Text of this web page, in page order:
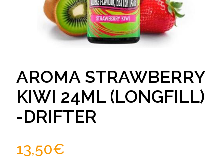
AROMA STRAWBERRY
KIWI 24ML (LONGFILL)
-DRIFTER
13,50€